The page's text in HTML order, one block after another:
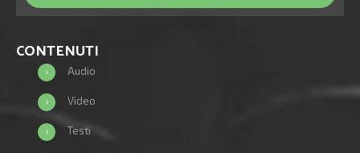
CONTENUTI
Audio
Video
Testi